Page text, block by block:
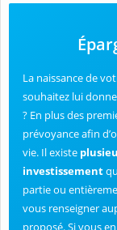
La naissance de
souhaitez lui
? En plus des
prévoyance afin
vie. Il existe
investissement
partie ou
vous renseigner
proposé. Si vous